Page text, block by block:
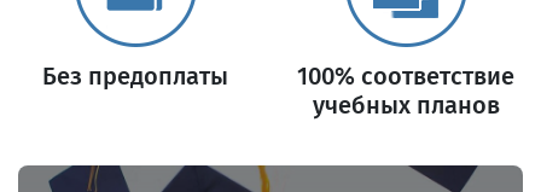
Без предоплаты
100% соответствие
учебных планов